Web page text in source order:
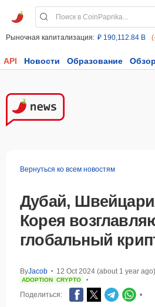
Рыночная капитализация: ₽ 190,112.84 B
API Новости Образование
Вернуться ко всем новостям
Дубай,
Корея
глобальный
ByJacob • 12 Oct 2024 (about 1 year ago)
ADOPTION CRYPTO •
Поделиться: •